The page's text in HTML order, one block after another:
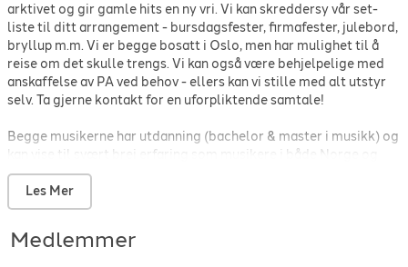
arktivet og gir gamle hits en ny vri. Vi kan skreddersy vår set-
liste til ditt arrangement - bursdagsfester, firmafester, julebord,
bryllup m.m. Vi er begge bosatt i Oslo, men har mulighet til å
reise om det skulle trengs. Vi kan også være behjelpelige med
anskaffelse av PA ved behov - ellers kan vi stille med alt utstyr
selv. Ta gjerne kontakt for en uforpliktende samtale!
Begge musikerne har utdanning (bachelor & master i musikk) og
kan vise til svært brei erfaring som musikere i både Norge og
Europa.
Les Mer
Medlemmer